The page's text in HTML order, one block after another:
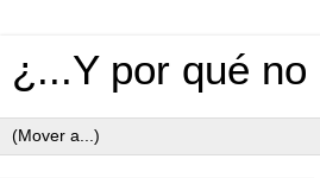
¿...Y por qué